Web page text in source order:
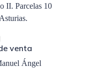
II. Parcelas 10
venta
Ángel